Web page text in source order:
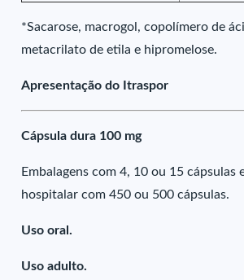
*Sacarose, macrogol, copolímero de
metacrilato de etila e hipromelose.
Apresentação do Itraspor
Cápsula dura 100 mg
Embalagens com 4, 10 ou 15 cápsulas
hospitalar com 450 ou 500 cápsulas.
Uso oral.
Uso adulto.